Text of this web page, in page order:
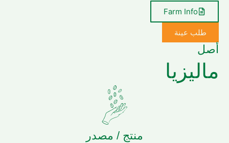
Farm Info
طلب عينة
أصل
ماليزيا
منتج / مصدر